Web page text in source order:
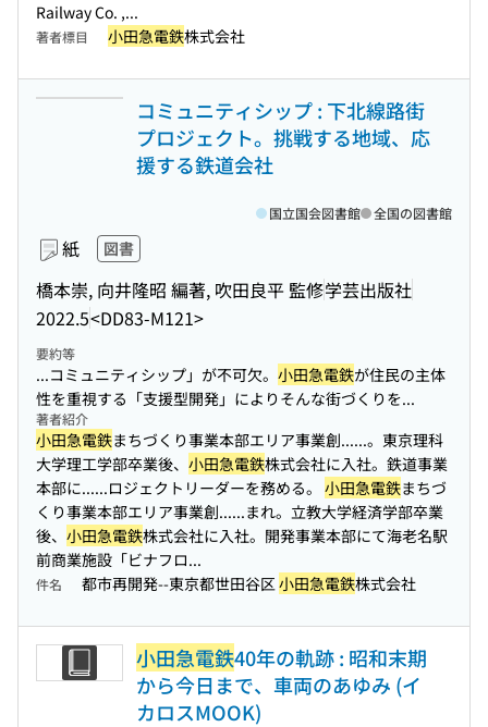
Railway Co. ,...
著者標目 小田急電鉄株式会社
コミュニティシップ : 下北線路街
プロジェクト。挑戦する地域、応
援する鉄道会社
紙 図書
橋本崇, 向井隆昭 編著, 吹田良平 監修学芸出版社
2022.5<DD83-M121>
国立国会図書館 全国の図書館
要約等
...コミュニティシップ」が不可欠。 小田急電鉄が住民の主体
性を重視する「支援型開発」によりそんな街づくりを...
著者紹介
小田急電鉄まちづくり事業本部エリア事業創......。東京理科
大学理工学部卒業後、 小田急電鉄株式会社に入社。鉄道事業
本部に......ロジェクトリーダーを務める。 小田急電鉄まちづ
くり事業本部エリア事業創......まれ。立教大学経済学部卒業
後、 小田急電鉄株式会社に入社。開発事業本部にて海老名駅
前商業施設「ビナフロ...
件名 都市再開発--東京都世田谷区小田急電鉄株式会社
小田急電鉄40年の軌跡 : 昭和末期
から今日まで、車両のあゆみ (イ
カロスMOOK)